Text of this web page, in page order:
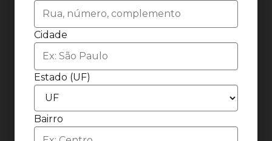
Cidade
Estado (UF)
Bairro